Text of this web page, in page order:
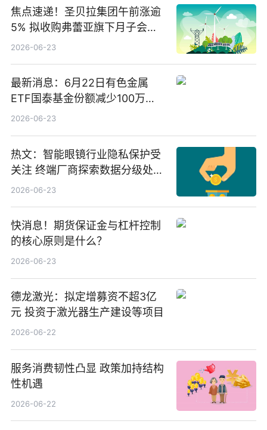
焦点速递！圣贝拉集团午前涨逾
5% 拟收购弗蕾亚旗下月子会所
业务少数股权
2026-06-23
最新消息：6月22日有色金属
ETF国泰基金份额减少100万
份，重仓股紫金矿业、洛阳钼
2026-06-23
热文：智能眼镜行业隐私保护受
关注 终端厂商探索数据分级处理
等方案
2026-06-23
快消息！期货保证金与杠杆控制
的核心原则是什么？
2026-06-23
德龙激光：拟定增募资不超3亿
元 投资于激光器生产建设等项目
2026-06-22
服务消费韧性凸显 政策加持结构
性机遇
2026-06-22